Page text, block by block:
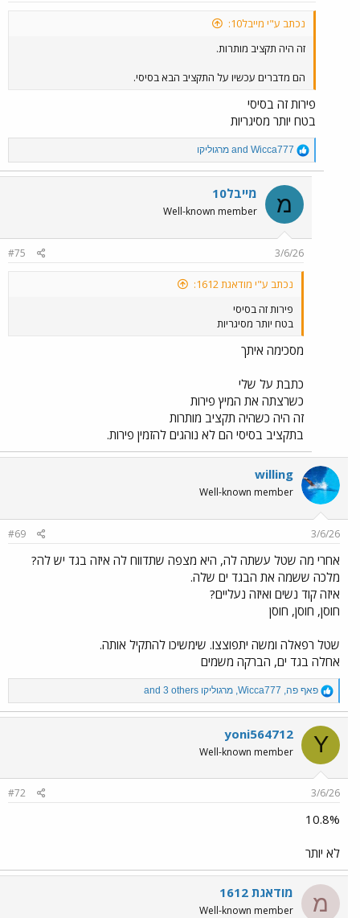
נכתב ע"י מייבל10:
זה היה תקציב מותרות.
הם מדברים עכשיו על התקציב הבא בסיסי.
פירות זה בסיסי
בטח יותר מסיגריות
R
e
a
c
o
n
s
Wicca777 מרגוליקו
מ מייבל10
Well-known member
3/6/26
#75
נכתב ע"י מודאגת 1612:
פירות זה בסיסי
בטח יותר מסיגריות
מסכימה איתך
כתבת על שלי
כשרצתה את המיץ פירות
זה היה כשהיה תקציב מותרות
בתקציב בסיסי הם לא נוהגים להזמין פירות.
willing
Well-known member
3/6/26
#69
אחרי מה שטל עשתה לה, היא מצפה שתדווח לה איזה בגד יש לה?
מלכה ששמה את הבגד ים שלה.
איזה קוד נשים ואיזה נעליים?
חוסן, חוסן, חוסן
שטל רפאלה ומשה יתפוצצו. שימשיכו להתקיל אותה.
אחלה בגד ים, הברקה משמים
R
e
a
c
t
o
s
פאף פה Wicca777 מרגוליקו
Y
yoni564712
Well-known member
3/6/26
#72
10.8%
לא יותר
מ מודאגת 1612
Well-known member